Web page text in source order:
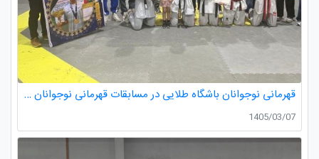
قهرمانی نوجوانان باشگاه طلایی در مسابقات قهرمانی نوجوانان تکواندو استان گیلان
1405/03/07